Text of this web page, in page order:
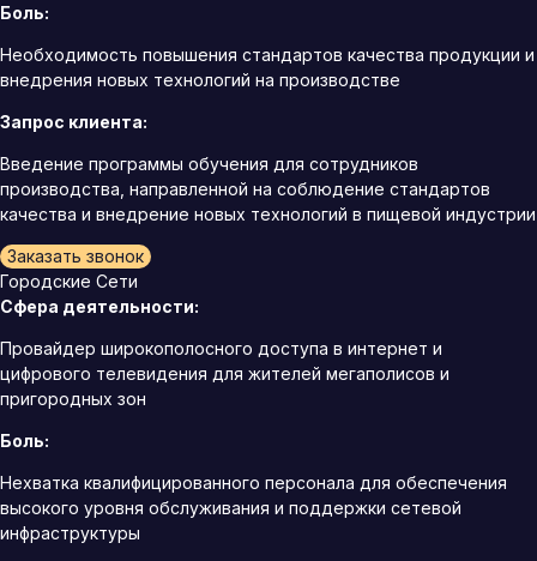
Боль:
Необходимость повышения стандартов качества продукции и
внедрения новых технологий на производстве
Запрос клиента:
Введение программы обучения для сотрудников
производства, направленной на соблюдение стандартов
качества и внедрение новых технологий в пищевой индустрии
Заказать звонок
Городские Сети
Сфера деятельности:
Провайдер широкополосного доступа в интернет и
цифрового телевидения для жителей мегаполисов и
пригородных зон
Боль:
Нехватка квалифицированного персонала для обеспечения
высокого уровня обслуживания и поддержки сетевой
инфраструктуры